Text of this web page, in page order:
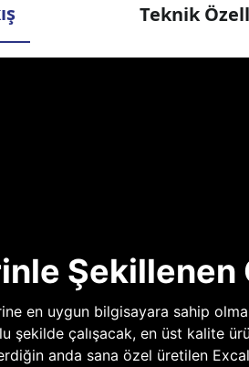
Teknik
Şekillenen
en uygun bilgisayara sahip
şekilde çalışacak, en üst kalite
anda sana özel üretilen